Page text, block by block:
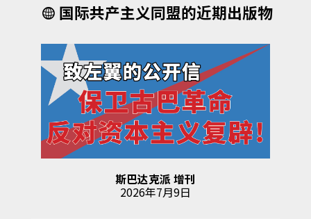
国际共产主义同盟的近期出版物
斯巴达克派增刊
2026年7月9日